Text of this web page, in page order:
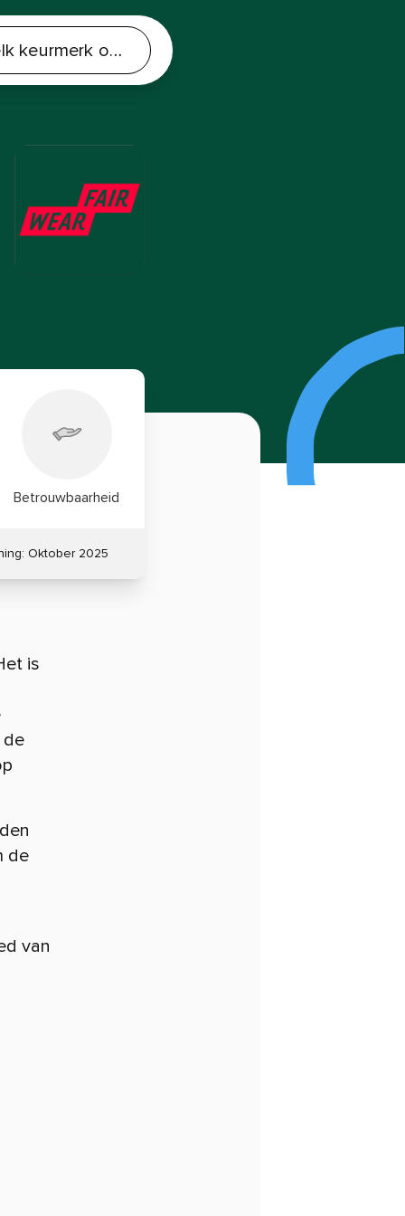
Betrouwbaarheid
Oktober 2025
is
de
de
van